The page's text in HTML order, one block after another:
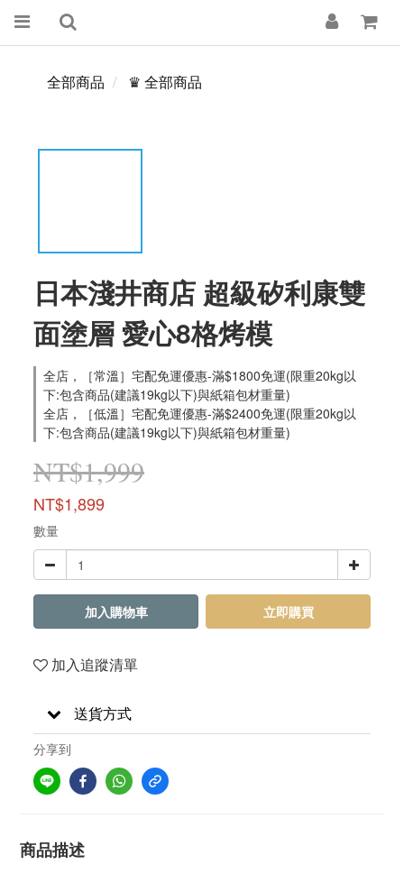
全部商品 ♛ 全部商品
日本淺井商店 超級矽利康雙
面塗層 愛心8格烤模
全店，［常溫］宅配免運優惠-滿$1800免運(限重20kg以
下:包含商品(建議19kg以下)與紙箱包材重量)
全店，［低溫］宅配免運優惠-滿$2400免運(限重20kg以
下:包含商品(建議19kg以下)與紙箱包材重量)
NT$1,999
NT$1,899
數量
加入購物車 立即購買
加入追蹤清單
送貨方式
分享到
商品描述